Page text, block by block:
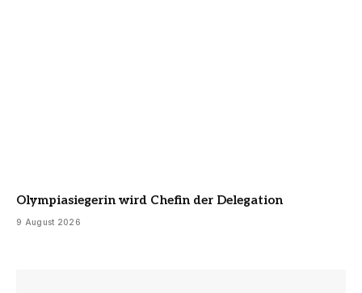
Olympiasiegerin wird Chefin der Delegation
9 August 2026